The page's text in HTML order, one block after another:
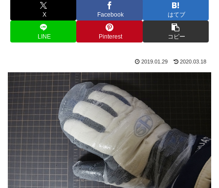
X Facebook はてブ
LINE Pinterest コピー
2019.01.29 2020.03.18